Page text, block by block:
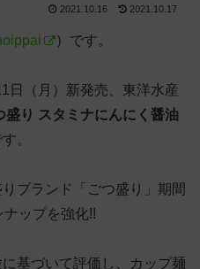
2021.10.16 2021.10.17
）です。
日（月）新発売、東洋水産
盛り スタミナにんにく醤油
。
ブランド「ごつ盛り」期間
ナップを強化!!
基づいて評価し、カップ麺